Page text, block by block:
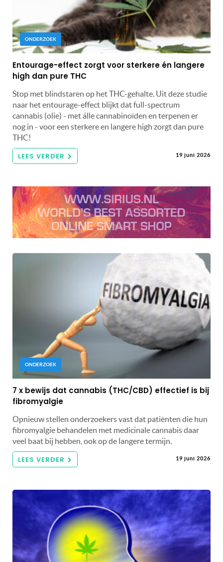
ONDERZOEK
Entourage-effect zorgt voor sterkere én langere
high dan pure THC
Stop met blindstaren op het THC-gehalte. Uit deze studie
naar het entourage-effect blijkt dat full-spectrum
cannabis (olie) - met álle cannabinoïden en terpenen er
nog in - voor een sterkere en langere high zorgt dan pure
THC!
LEES VERDER 19 juni 2026
ONDERZOEK
7 x bewijs dat cannabis (THC/CBD) effectief is bij
fibromyalgie
Opnieuw stellen onderzoekers vast dat patiënten die hun
fibromyalgie behandelen met medicinale cannabis daar
veel baat bij hebben, ook op de langere termijn.
LEES VERDER 19 juni 2026